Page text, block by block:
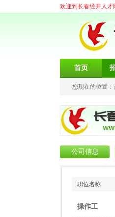
欢迎到长春经开人才
首页
您现在的位置：
公司信息
职位名称
操作工